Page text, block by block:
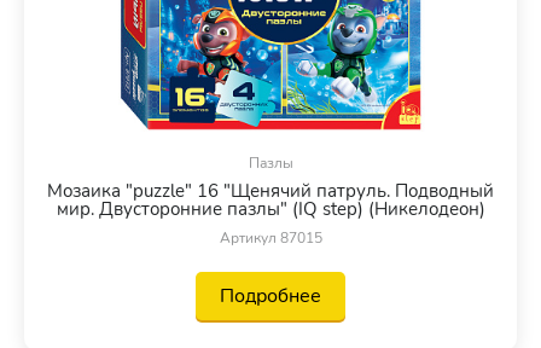
Пазлы
Мозаика "puzzle" 16 "Щенячий патруль. Подводный
мир. Двусторонние пазлы" (IQ step) (Никелодеон)
Артикул 87015
Подробнее